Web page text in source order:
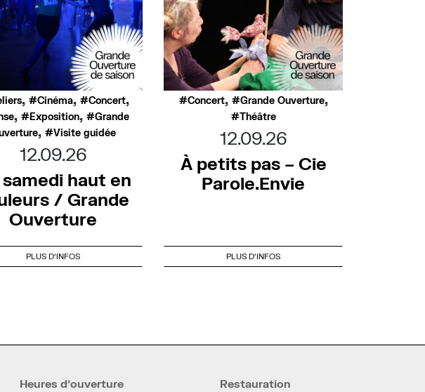
, Cinéma, Concert,
, Exposition,
Grande
, Visite guidée
12.09.26
samedi haut en
/ Grande
Ouverture
PLUS D'INFOS
Concert, Grande Ouverture,
Théâtre
12.09.26
À petits pas – Cie
Parole.Envie
PLUS D'INFOS
Heures d’ouverture Restauration